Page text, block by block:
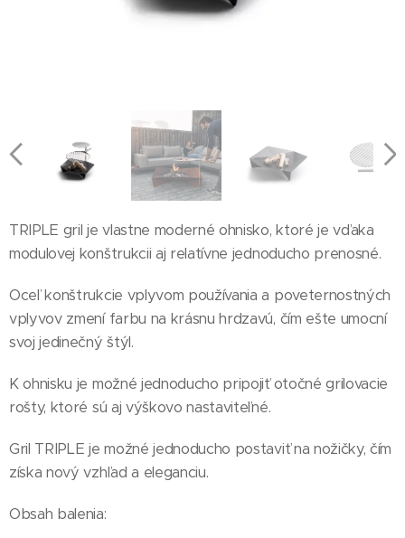
TRIPLE gril je vlastne moderné ohnisko, ktoré je vďaka
modulovej konštrukcii aj relatívne jednoducho prenosné.
Oceľ konštrukcie vplyvom používania a poveternostných
vplyvov zmení farbu na krásnu hrdzavú, čím ešte umocní
svoj jedinečný štýl.
K ohnisku je možné jednoducho pripojiť otočné grilovacie
rošty, ktoré sú aj výškovo nastaviteľné.
Gril TRIPLE je možné jednoducho postaviť na nožičky, čím
získa nový vzhľad a eleganciu.
Obsah balenia: